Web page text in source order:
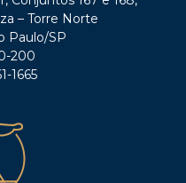
– Torre Norte
Paulo/SP
200
1665